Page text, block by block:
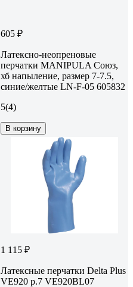
605 ₽
Латексно-неопреновые
перчатки MANIPULA Союз,
хб напыление, размер 7-7.5,
синие/желтые LN-F-05 605832
5(4)
В корзину
1 115 ₽
Латексные перчатки Delta Plus
VE920 р.7 VE920BL07